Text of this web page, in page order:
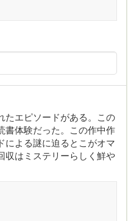
たエピソードがある。この
書体験だった。この作中作
による謎に迫るとこがオマ
収はミステリーらしく鮮や